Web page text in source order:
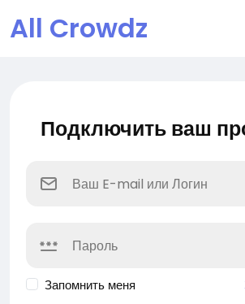
All Crowdz
Подключить ваш
Запомнить меня